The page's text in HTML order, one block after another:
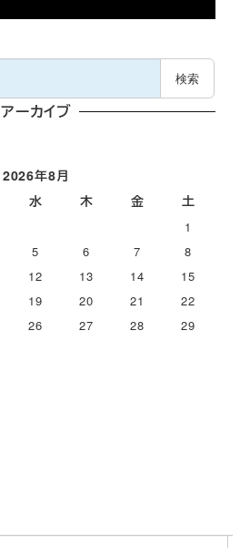
検索
アーカイブ
2026年8月
水 木 金 土
1
5 6 7
8
12 13 14
15
19 20 21
22
26 27 28
29